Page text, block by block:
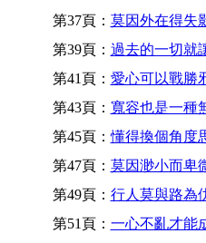
第37頁： 莫因外在得失
第39頁： 過去的一切就
第41頁： 愛心可以戰勝
第43頁： 寬容也是一種
第45頁：懂得換個角度
第47頁： 莫因渺小而卑
第49頁： 行人莫與路為
第51頁： 一心不亂才能